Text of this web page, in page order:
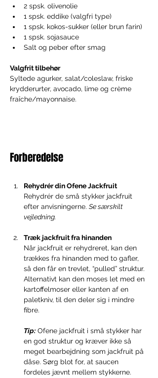
2 spsk. olivenolie
1 spsk. eddike (valgfri type)
1 spsk. kokos-sukker (eller brun farin)
1 spsk. sojasauce
Salt og peber efter smag
Valgfrit tilbehør
Syltede agurker, salat/coleslaw, friske
krydderurter, avocado, lime og crème
fraîche/mayonnaise.
Forberedelse
Rehydrér din Ofene Jackfruit
Rehydrér de små stykker jackfruit
efter anvisningerne. Se særskilt
vejledning.
Træk jackfruit fra hinanden
Når jackfruit er rehydreret, kan den
trækkes fra hinanden med to gafler,
så den får en trevlet, “pulled” struktur.
Alternativt kan den moses let med en
kartoffelmoser eller kanten af en
paletkniv, til den deler sig i mindre
fibre.
Tip: Ofene jackfruit i små stykker har
en god struktur og kræver ikke så
meget bearbejdning som jackfruit på
dåse. Sørg blot for, at saucen
fordeles jævnt mellem stykkerne.